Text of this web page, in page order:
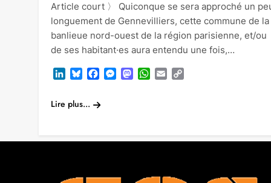
Article court 〉 Quiconque se sera approché un
longuement de Gennevilliers, cette commune de la
banlieue nord-ouest de la région parisienne, et/ou
de ses habitant·es aura entendu une fois,…
LinkedInBlueskyFacebook
Messenger
Mastodon
WhatsApp
Email
Lire plus...